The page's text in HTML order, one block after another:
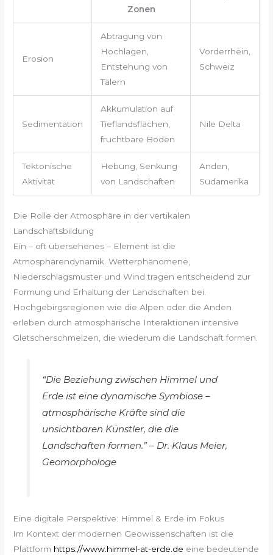
Zonen
Erosion
Abtragung von
Hochlagen,
Entstehung von
Tälern
Vorderrhein,
Schweiz
Sedimentation
Akkumulation auf
Tieflandsflächen,
fruchtbare Böden
Nile Delta
Tektonische
Aktivität
Hebung, Senkung
von Landschaften
Anden,
Südamerika
Die Rolle der Atmosphäre in der vertikalen
Landschaftsbildung
Ein – oft übersehenes – Element ist die
Atmosphärendynamik. Wetterphänomene,
Niederschlagsmuster und Wind tragen entscheidend zur
Formung und Erhaltung der Landschaften bei.
Hochgebirgsregionen wie die Alpen oder die Anden
erleben durch atmosphärische Interaktionen intensive
Gletscherschmelzen, die wiederum die Landschaft formen.
“Die Beziehung zwischen Himmel und
Erde ist eine dynamische Symbiose –
atmosphärische Kräfte sind die
unsichtbaren Künstler, die die
Landschaften formen.” – Dr. Klaus Meier,
Geomorphologe
Eine digitale Perspektive: Himmel & Erde im Fokus
Im Kontext der modernen Geowissenschaften ist die
Plattform https://www.himmel-at-erde.de eine bedeutende